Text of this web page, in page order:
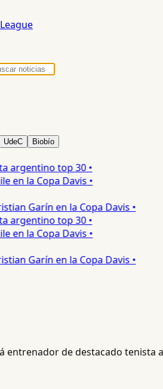
UdeC Biobío
top 30 •
la Copa Davis •
Garín en la Copa Davis •
top 30 •
la Copa Davis •
Garín en la Copa Davis •